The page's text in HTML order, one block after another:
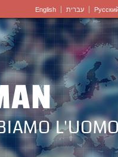
English עברית